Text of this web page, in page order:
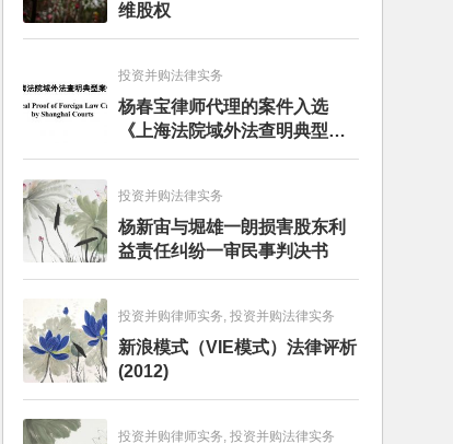
维股权
投资并购法律实务
杨春宝律师代理的案件入选
《上海法院域外法查明典型案
例》
投资并购法律实务
杨新宙与堀雄一朗损害股东利
益责任纠纷一审民事判决书
投资并购律师实务, 投资并购法律实务
新浪模式（VIE模式）法律评析
(2012)
投资并购律师实务, 投资并购法律实务